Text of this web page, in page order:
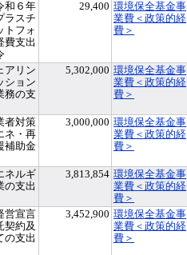
和６年
ラスチ
トフォ
費支出
29,400 環境保全基金事
業費＜政策的経
費＞
アリン
ション
務の支
5,302,000 環境保全基金事
業費＜政策的経
費＞
者対策
ネ・再
補助金
3,000,000 環境保全基金事
業費＜政策的経
費＞
ネルギ
の支出
3,813,854 環境保全基金事
業費＜政策的経
費＞
営宣言
契約及
の支出
3,452,900 環境保全基金事
業費＜政策的経
費＞